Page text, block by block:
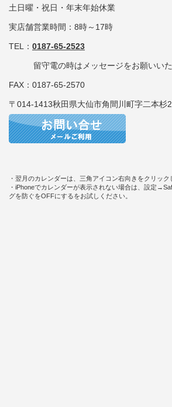
土日曜・祝日・年末年始休業
実店舗営業時間：8時～17時
TEL： 0187-65-2523
留守電の時はメッセージをお願いい
FAX：0187-65-2570
〒014-1413秋田県大仙市角間川町字二本
・翌月のカレンダーは、三角アイコン右向きをクリック
・iPhoneでカレンダーが表示されない場合は、設定
グを防ぐをOFFにするをお試しください。